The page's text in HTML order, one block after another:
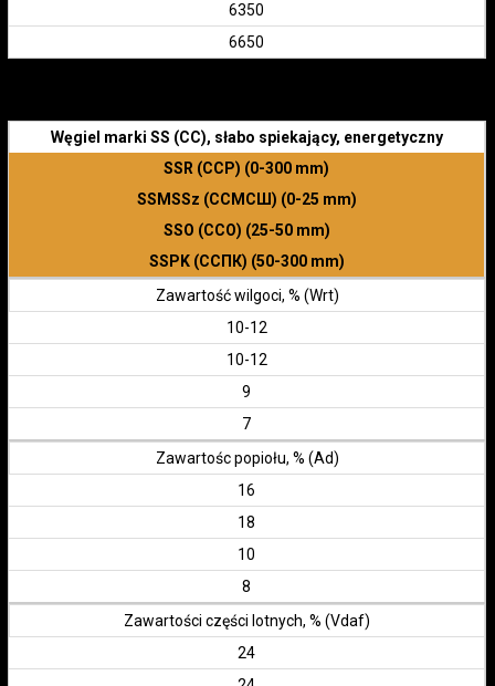
6350
6650
Węgiel marki SS (СС), słabo spiekający, energetyczny
SSR (ССР) (0-300 mm)
SSMSSz (ССМСШ) (0-25 mm)
SSO (ССО) (25-50 mm)
SSPK (ССПК) (50-300 mm)
Zawartość wilgoci, % (Wrt)
10-12
10-12
9
7
Zawartośc popiołu, % (Ad)
16
18
10
8
Zawartości części lotnych, % (Vdaf)
24